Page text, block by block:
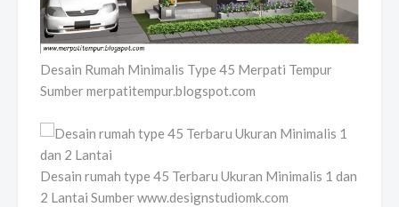
Desain Rumah Minimalis Type 45 Merpati Tempur
Sumber merpatitempur.blogspot.com
Desain rumah type 45 Terbaru Ukuran Minimalis 1 dan
2 Lantai Sumber www.designstudiomk.com